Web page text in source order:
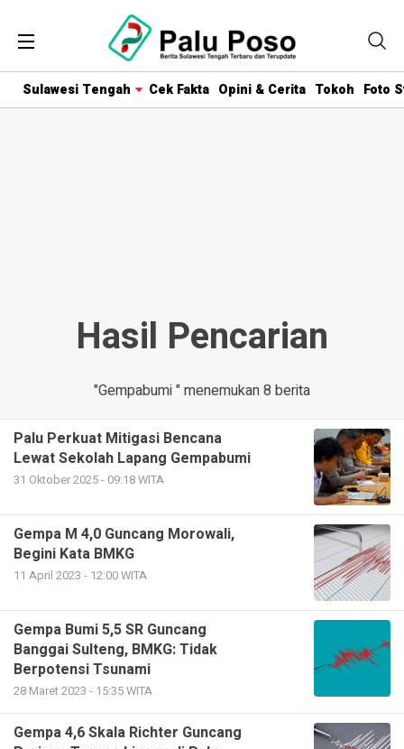
Sulawesi Tengah Cek Fakta Opini & Cerita Tokoh Foto
Hasil Pencarian
"Gempabumi " menemukan 8 berita
Palu Perkuat Mitigasi Bencana
Lewat Sekolah Lapang Gempabumi
31 Oktober 2025 - 09:18 WITA
Gempa M 4,0 Guncang Morowali,
Begini Kata BMKG
11 April 2023 - 12:00 WITA
Gempa Bumi 5,5 SR Guncang
Banggai Sulteng, BMKG: Tidak
Berpotensi Tsunami
28 Maret 2023 - 15:35 WITA
Gempa 4,6 Skala Richter Guncang